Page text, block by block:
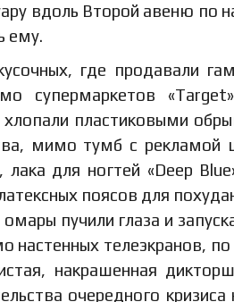
вдоль Второй авеню по
ему.
где продавали
супермаркетов
пластиковыми
мимо тумб с рекламой
для ногтей «Deep
поясов для
пучили глаза и
настенных телеэкранов,
накрашенная
очередного